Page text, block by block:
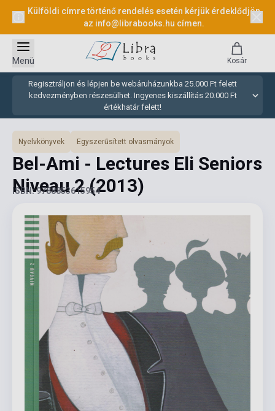
Külföldi címre történő rendelés esetén kérjük érdeklődjön
az info@librabooks.hu címen.
Regisztráljon és lépjen be webáruházunkba 25.000 Ft felett
kedvezményben részesülhet. Ingyenes kiszállítás 20.000 Ft
értékhatár felett!
Menü Kosár
Nyelvkönyvek Egyszerűsített olvasmányok
Bel-Ami - Lectures Eli Seniors
Niveau 2(2013)
ISBN: 9788853615954